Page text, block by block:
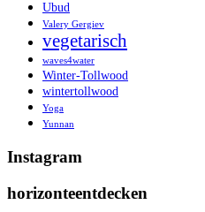
Ubud
Valery Gergiev
vegetarisch
waves4water
Winter-Tollwood
wintertollwood
Yoga
Yunnan
Instagram
horizonteentdecken